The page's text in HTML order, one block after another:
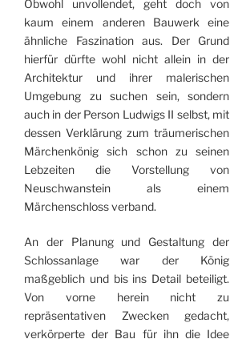
Obwohl unvollendet, geht doch von
kaum einem anderen Bauwerk eine
ähnliche Faszination aus. Der Grund
hierfür dürfte wohl nicht allein in der
Architektur und ihrer malerischen
Umgebung zu suchen sein, sondern
auch in der Person Ludwigs II selbst, mit
dessen Ver­klärung zum träumerischen
Märchenkönig sich schon zu seinen
Lebzeiten die Vorstellung von
Neuschwanstein als einem
Märchenschloss verband.
An der Planung und Gestaltung der
Schlossanlage war der König
maßgeblich und bis ins Detail beteiligt.
Von vorne herein nicht zu
repräsentativen Zwecken gedacht,
verkörperte der Bau für ihn die Idee